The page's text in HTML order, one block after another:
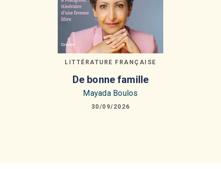
LITTÉRATURE FRANÇAISE
De bonne famille
Mayada Boulos
30/09/2026